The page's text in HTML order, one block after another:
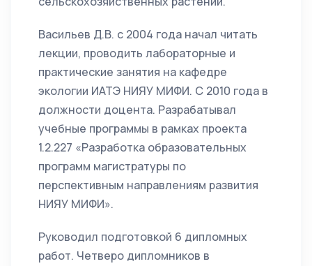
Васильев Д.В. с 2004 года начал читать
лекции, проводить лабораторные и
практические занятия на кафедре
экологии ИАТЭ НИЯУ МИФИ. С 2010 года в
должности доцента. Разрабатывал
учебные программы в рамках проекта
1.2.227 «Разработка образовательных
программ магистратуры по
перспективным направлениям развития
НИЯУ МИФИ».
Руководил подготовкой 6 дипломных
работ. Четверо дипломников в